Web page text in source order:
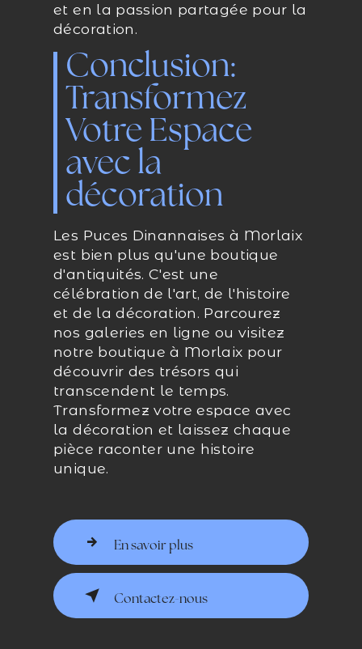
et en la passion partagée pour la
décoration.
Conclusion:
Transformez
Votre Espace
avec la
décoration
Les Puces Dinannaises à Morlaix
est bien plus qu'une boutique
d'antiquités. C'est une
célébration de l'art, de l'histoire
et de la décoration. Parcourez
nos galeries en ligne ou visitez
notre boutique à Morlaix pour
découvrir des trésors qui
transcendent le temps.
Transformez votre espace avec
la décoration et laissez chaque
pièce raconter une histoire
unique.
En savoir plus
Contactez-nous